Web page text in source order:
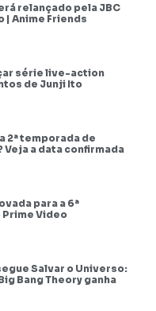
relançado pela JBC
| Anime Friends
série live-action
de Junji Ito
2ª temporada de
Veja a data confirmada
para a 6ª
Video
Salvar o Universo:
Bang Theory ganha